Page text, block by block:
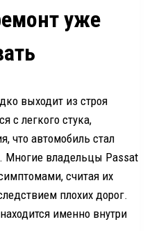
уже
выходит из строя
с легкого стука,
что автомобиль стал
Многие владельцы Passat
считая их
плохих дорог.
именно внутри